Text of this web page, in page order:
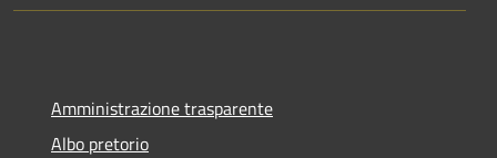
Amministrazione trasparente
Albo pretorio